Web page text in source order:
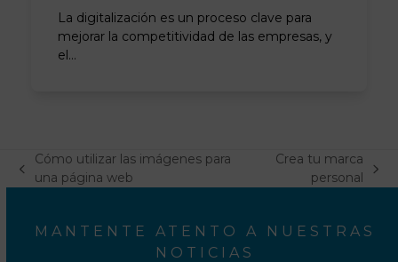
La digitalización es un proceso clave para
mejorar la competitividad de las empresas, y
el…
previous
Cómo utilizar las imágenes para
una página web
Crea tu marca
personal
MANTENTE ATENTO A NUESTRAS
NOTICIAS